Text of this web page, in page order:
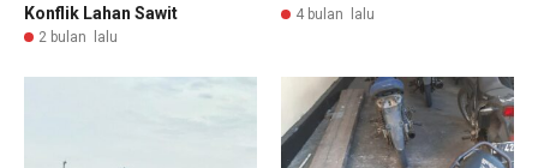
Konflik Lahan Sawit
2 bulan lalu
4 bulan lalu